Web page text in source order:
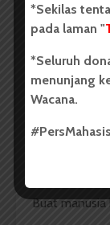
Wahai
Tahukah
Wahai
Buat
*Sekilas
pada laman "
*Seluruh
menunjang
Wacana.